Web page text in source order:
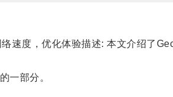
度，优化体验描述: 本文介绍了
一部分。